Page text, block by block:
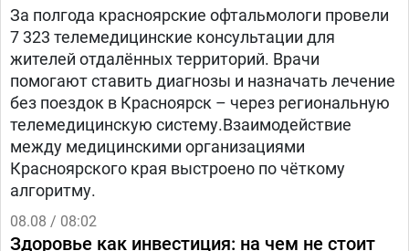
За полгода красноярские офтальмологи провели
7 323 телемедицинские консультации для
жителей отдалённых территорий. Врачи
помогают ставить диагнозы и назначать лечение
без поездок в Красноярск – через региональную
телемедицинскую систему.Взаимодействие
между медицинскими организациями
Красноярского края выстроено по чёткому
алгоритму.
08.08 / 08:02
Здоровье как инвестиция: на чем не стоит